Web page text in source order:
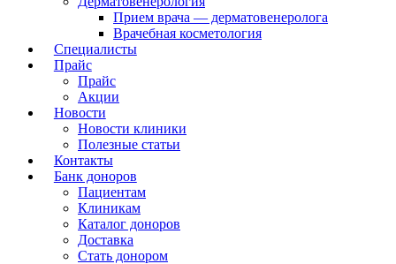
Прием врача — дерматовенеролога
Врачебная косметология
Специалисты
Прайс
Прайс
Акции
Новости
Новости клиники
Полезные статьи
Контакты
Банк доноров
Пациентам
Клиникам
Каталог доноров
Доставка
Стать донором